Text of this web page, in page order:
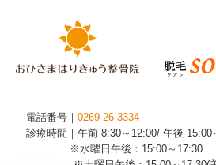
ホーム
当院について
｜電話番号｜ 0269-26-3334
｜診療時間｜午前 8:30～12:00/ 午後 15:00
※水曜日午後：15:00～17:30